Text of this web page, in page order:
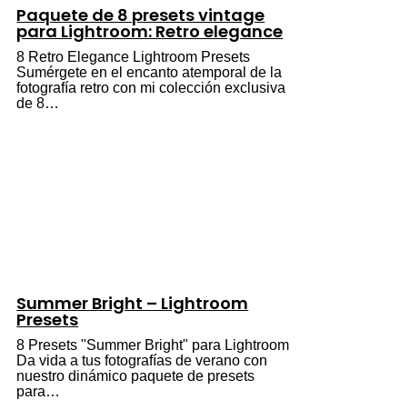
Paquete de 8 presets vintage
para Lightroom: Retro elegance
8 Retro Elegance Lightroom Presets
Sumérgete en el encanto atemporal de la
fotografía retro con mi colección exclusiva
de 8…
Summer Bright – Lightroom
Presets
8 Presets "Summer Bright" para Lightroom
Da vida a tus fotografías de verano con
nuestro dinámico paquete de presets
para…